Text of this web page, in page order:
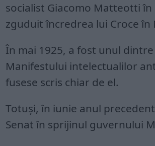
socialist Giacomo Matteotti în
zguduit încredrea lui Croce în
În mai 1925, a fost unul
Manifestului intelectualilor
fusese scris chiar de el.
Totuși, în iunie anul
Senat în sprijinul guvernului